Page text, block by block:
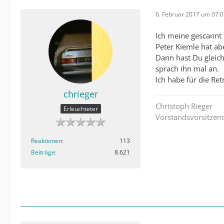
chrieger
Erleuchteter
Reaktionen
113
Beiträge
8.621
6. Februar 2017 um
Ich meine
Peter Kiemle hat
Dann hast Du
sprach ihn mal an.
Ich habe für die
Christoph Rieger